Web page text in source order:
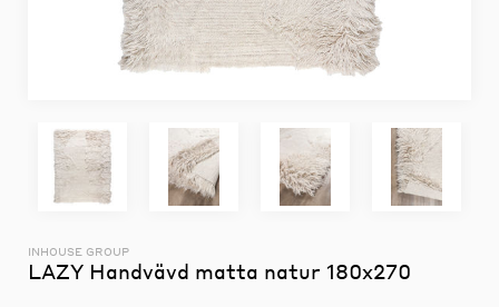
INHOUSE GROUP
LAZY Handvävd matta natur 180x270